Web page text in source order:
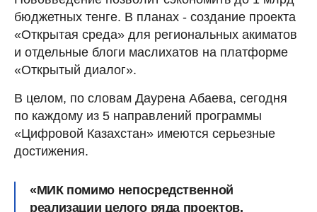
бюджетных тенге. В планах - создание проекта
«Открытая среда» для региональных акиматов
и отдельные блоги маслихатов на платформе
«Открытый диалог».
В целом, по словам Даурена Абаева, сегодня
по каждому из 5 направлений программы
«Цифровой Казахстан» имеются серьезные
достижения.
«МИК помимо непосредственной
реализации целого ряда проектов,